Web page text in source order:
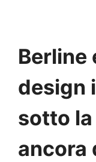
Berline
design
sotto la
ancora